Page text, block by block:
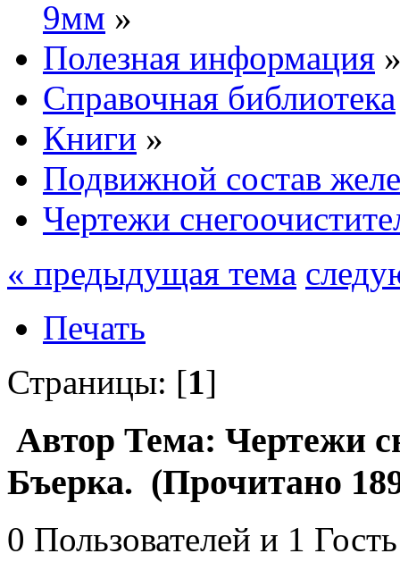
9мм »
Полезная информация
Справочная библиотека
Книги »
Подвижной состав
Чертежи
« предыдущая тема
Печать
Страницы: [1]
Автор Тема: Чертежи
Бъерка. (Прочитано
0 Пользователей и 1